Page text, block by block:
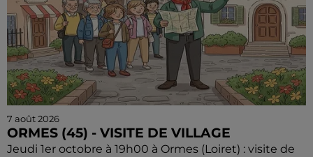
7 août 2026
ORMES (45) - VISITE DE VILLAGE
Jeudi 1er octobre à 19h00 à Ormes (Loiret) : visite de